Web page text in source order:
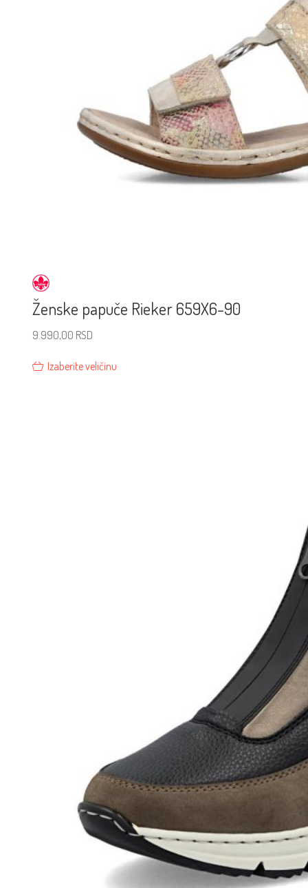
Ženske papuče Rieker 659X6-90
9.990,00 RSD
Izaberite veličinu